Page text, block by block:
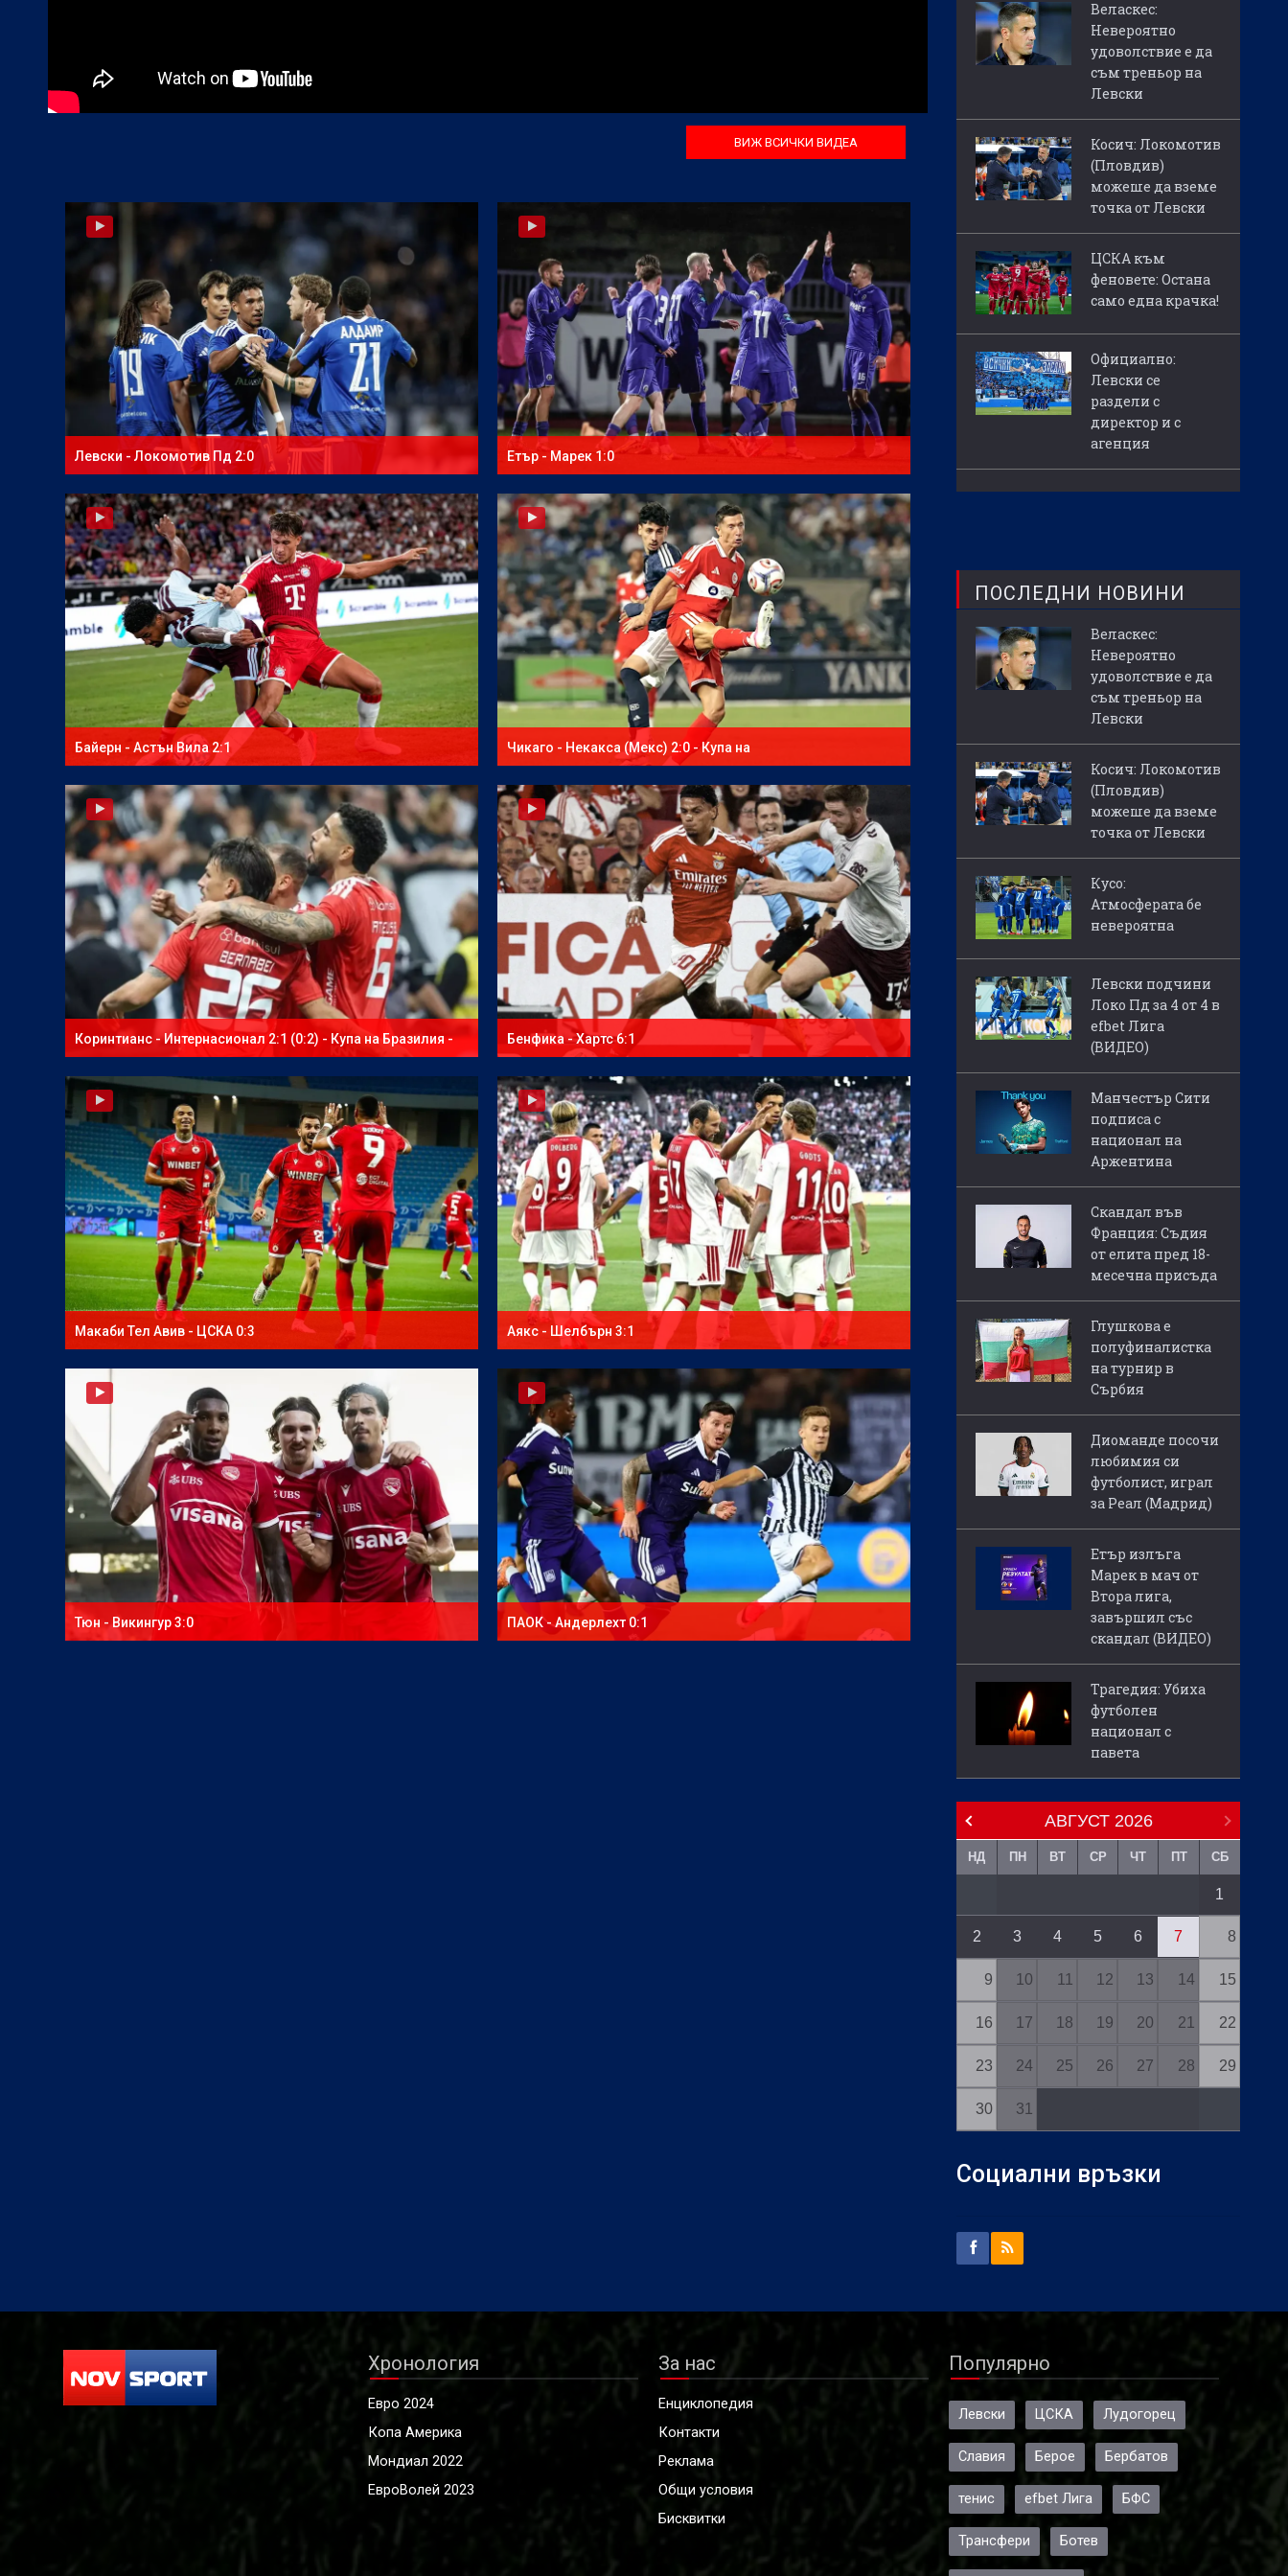
ВИЖ ВСИЧКИ ВИДЕА
Левски - Локомотив Пд 2:0 Етър - Марек 1:0
Байерн - Астън Вила 2:1
Чикаго - Некакса (Мекс) 2:0 - Купа на
северноамериканската лига
Коринтианс - Интернасионал 2:1 (0:2) - Купа на Бразилия -
втори мач
Бенфика - Хартс 6:1
Макаби Тел Авив - ЦСКА 0:3 Аякс - Шелбърн 3:1
Тюн - Викингур 3:0 ПАОК - Андерлехт 0:1
Веласкес:
Невероятно
удоволствие е да
съм треньор на
Левски
Косич: Локомотив
(Пловдив)
можеше да вземе
точка от Левски
ЦСКА към
феновете: Остана
само една крачка!
Официално:
Левски се
раздели с
директор и с
агенция
ПОСЛЕДНИ НОВИНИ
Веласкес:
Невероятно
удоволствие е да
съм треньор на
Левски
Косич: Локомотив
(Пловдив)
можеше да вземе
точка от Левски
Кусо:
Атмосферата бе
невероятна
Левски подчини
Локо Пд за 4 от 4 в
efbet Лига
(ВИДЕО)
Манчестър Сити
подписа с
национал на
Аржентина
Скандал във
Франция: Съдия
от елита пред 18-
месечна присъда
Глушкова е
полуфиналистка
на турнир в
Сърбия
Диоманде посочи
любимия си
футболист, играл
за Реал (Мадрид)
Етър излъга
Марек в мач от
Втора лига,
завършил със
скандал (ВИДЕО)
Трагедия: Убиха
футболен
национал с
павета
АВГУСТ 2026
НД ПН ВТ СР ЧТ ПТ СБ
1
2 3 4 5 6 7 8
9 10 11 12 13 14 15
16 17 18 19 20 21 22
23 24 25 26 27 28 29
30 31
Социални връзки
Хронология
Евро 2024
Копа Америка
Мондиал 2022
ЕвроВолей 2023
За нас
Енциклопедия
Контакти
Реклама
Общи условия
Бисквитки
Популярно
Левски ЦСКА Лудогорец
Славия Берое Бербатов
тенис efbet Лига БФС
Трансфери Ботев